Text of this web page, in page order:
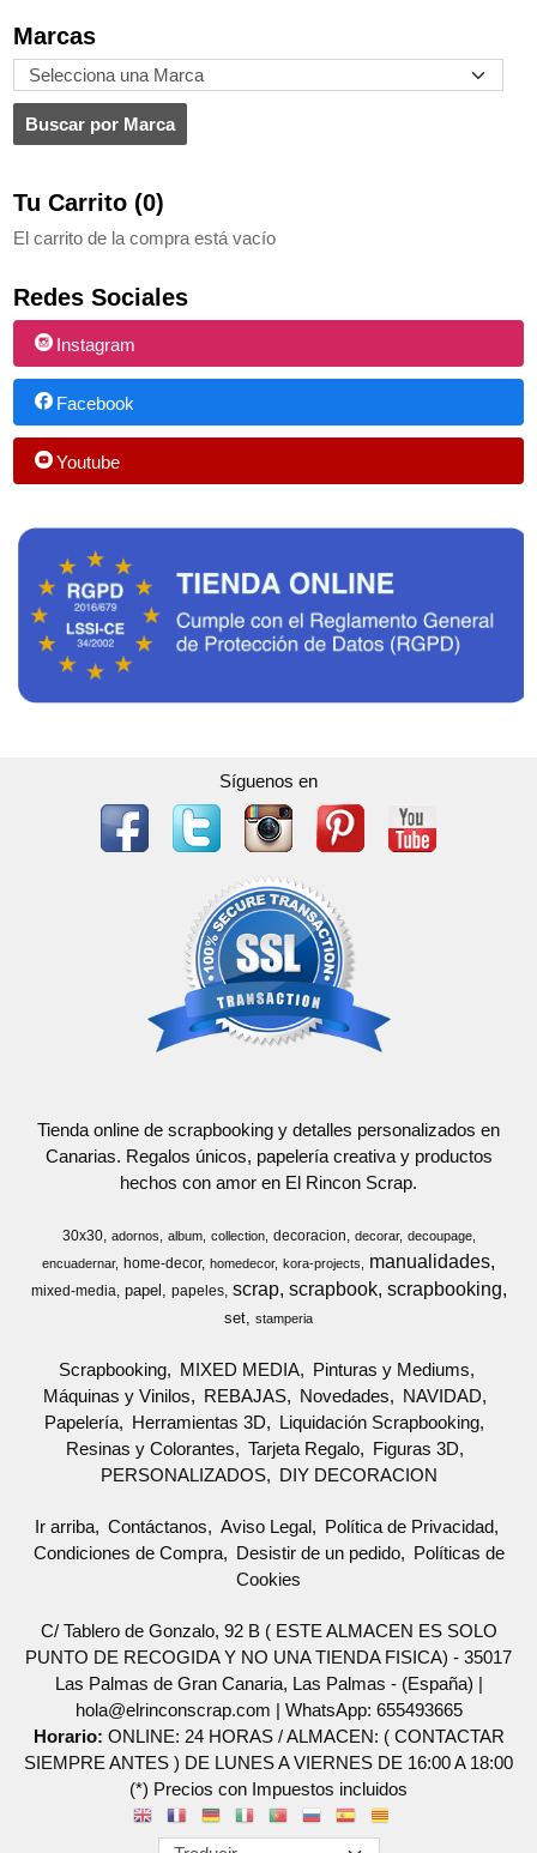
Marcas
Tu Carrito (0)
El carrito de la compra está vacío
Redes Sociales
Instagram
Facebook
Youtube
Síguenos en
Tienda online de scrapbooking y detalles personalizados en
Canarias. Regalos únicos, papelería creativa y productos
hechos con amor en El Rincon Scrap.
30x30 adornos album collection decoracion decorar
decoupage
encuadernar
home-decor homedecor kora-projects manualidades
mixed-media papel papeles scrap scrapbook scrapbooking
set stamperia
Scrapbooking MIXED MEDIA
Pinturas y Mediums
Máquinas y Vinilos
REBAJAS Novedades
NAVIDAD
Papelería
Herramientas 3D
Liquidación Scrapbooking
Resinas y Colorantes
Tarjeta Regalo
Figuras 3D
PERSONALIZADOS
DIY DECORACION
Ir arriba Contáctanos Aviso Legal
Política de Privacidad
Condiciones de Compra
Desistir de un pedido
Políticas de
Cookies
C/ Tablero de Gonzalo, 92 B ( ESTE ALMACEN ES SOLO
PUNTO DE RECOGIDA Y NO UNA TIENDA FISICA) - 35017
Las Palmas de Gran Canaria, Las Palmas - (España) |
hola@elrinconscrap.com | WhatsApp: 655493665
Horario: ONLINE: 24 HORAS / ALMACEN: ( CONTACTAR
SIEMPRE ANTES ) DE LUNES A VIERNES DE 16:00 A 18:00
(*) Precios con Impuestos incluidos